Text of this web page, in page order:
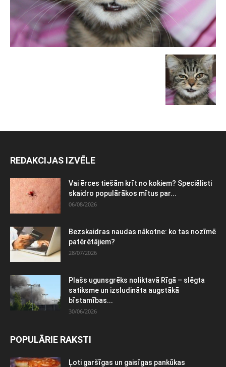
REDAKCIJAS IZVĒLE
Vai ērces tiešām krīt no kokiem? Speciālisti
skaidro populārākos mītus par...
06/08/2026
Bezskaidras naudas nākotne: ko tas nozīmē
patērētājiem?
28/07/2026
Plašs ugunsgrēks noliktavā Rīgā – slēgta
satiksme un izsludināta augstākā
bīstamības...
30/06/2026
POPULĀRIE RAKSTI
Ļoti garšīgas un gaisīgas pankūkas